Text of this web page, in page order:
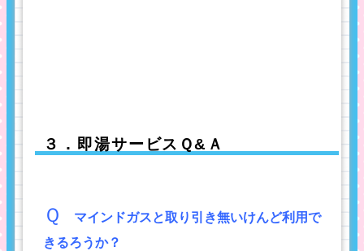
３．即湯サービスＱ&Ａ
Ｑ
マインドガスと取り引き無いけんど利用で
きるろうか？